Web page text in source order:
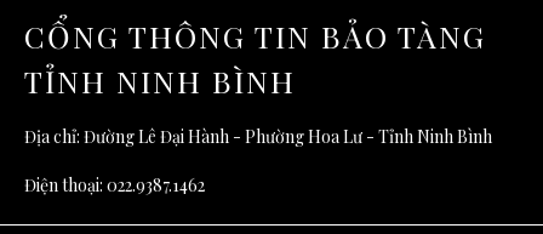
CỔNG THÔNG TIN BẢO TÀNG
TỈNH NINH BÌNH
Địa chỉ: Đường Lê Đại Hành - Phường Hoa Lư - Tỉnh Ninh Bình
Điện thoại: 022.9387.1462